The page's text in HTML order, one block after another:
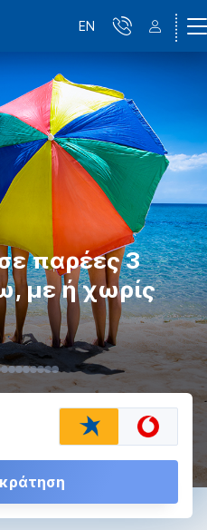
EN
παρέες 3
με ή χωρίς